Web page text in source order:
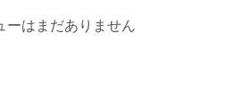
ーはまだありません